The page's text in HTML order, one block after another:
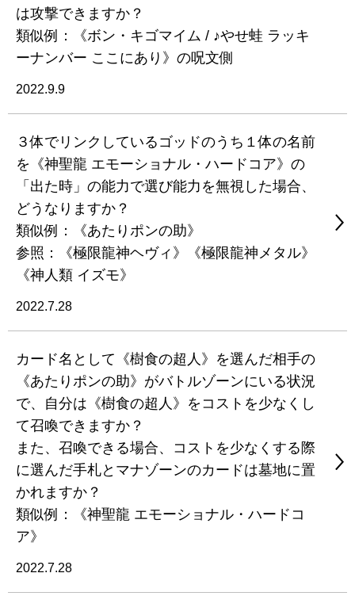
は攻撃できますか？
類似例：《ボン・キゴマイム / ♪やせ蛙 ラッキ
ーナンバー ここにあり》の呪文側
2022.9.9
３体でリンクしているゴッドのうち１体の名前
を《神聖龍 エモーショナル・ハードコア》の
「出た時」の能力で選び能力を無視した場合、
どうなりますか？
類似例：《あたりポンの助》
参照：《極限龍神ヘヴィ》《極限龍神メタル》
《神人類 イズモ》
2022.7.28
カード名として《樹食の超人》を選んだ相手の
《あたりポンの助》がバトルゾーンにいる状況
で、自分は《樹食の超人》をコストを少なくし
て召喚できますか？
また、召喚できる場合、コストを少なくする際
に選んだ手札とマナゾーンのカードは墓地に置
かれますか？
類似例：《神聖龍 エモーショナル・ハードコ
ア》
2022.7.28